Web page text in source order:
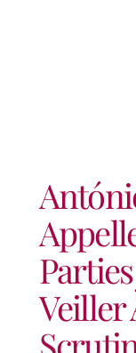
Veiller